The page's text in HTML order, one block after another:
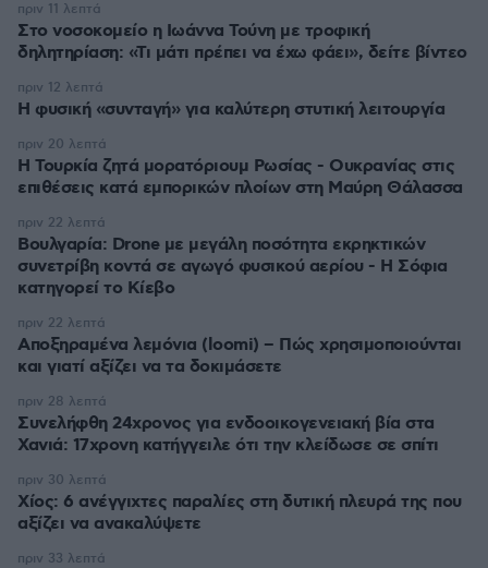
Στο νοσοκομείο η Ιωάννα Τούνη με τροφική
δηλητηρίαση: «Τι μάτι πρέπει να έχω φάει», δείτε βίντεο
πριν 11 λεπτά
Η φυσική «συνταγή» για καλύτερη στυτική λειτουργία
πριν 12 λεπτά
Η Τουρκία ζητά μορατόριουμ Ρωσίας - Ουκρανίας στις
επιθέσεις κατά εμπορικών πλοίων στη Μαύρη Θάλασσα
πριν 20 λεπτά
Βουλγαρία: Drone με μεγάλη ποσότητα εκρηκτικών
συνετρίβη κοντά σε αγωγό φυσικού αερίου - Η Σόφια
κατηγορεί το Κίεβο
πριν 22 λεπτά
Αποξηραμένα λεμόνια (loomi) – Πώς χρησιμοποιούνται
και γιατί αξίζει να τα δοκιμάσετε
πριν 22 λεπτά
Συνελήφθη 24χρονος για ενδοοικογενειακή βία στα
Χανιά: 17χρονη κατήγγειλε ότι την κλείδωσε σε σπίτι
πριν 28 λεπτά
Χίος: 6 ανέγγιχτες παραλίες στη δυτική πλευρά της που
αξίζει να ανακαλύψετε
πριν 30 λεπτά
πριν 33 λεπτά